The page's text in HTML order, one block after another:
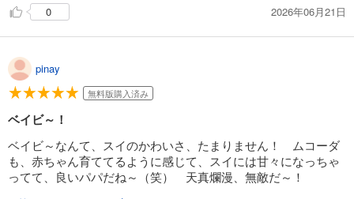
0 2026年06月21日
pinay
無料版購入済み
ベイビ～！
ベイビ～なんて、スイのかわいさ、たまりません！ ムコーダ
も、赤ちゃん育ててるように感じて、スイには甘々になっちゃ
ってて、良いパパだね～（笑） 天真爛漫、無敵だ～！